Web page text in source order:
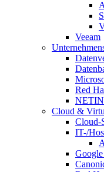
Veeam
Red
Cloud &
Cloud-
IT-/